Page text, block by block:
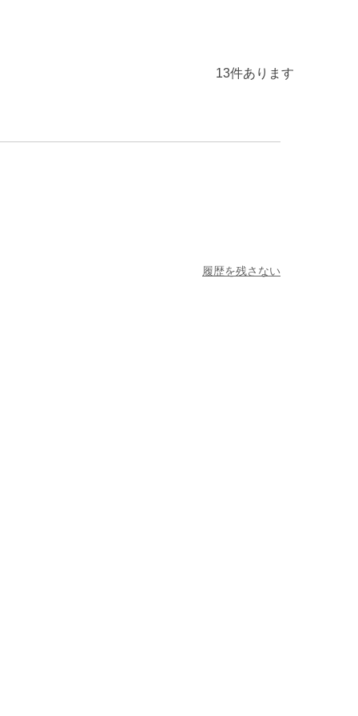
13件あります
履歴を残さない